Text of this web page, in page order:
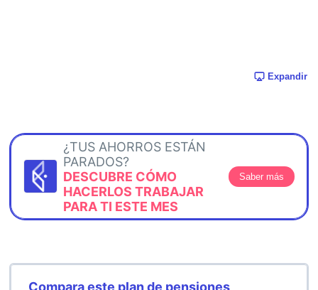
Expandir
¿TUS AHORROS ESTÁN
PARADOS?
DESCUBRE CÓMO
HACERLOS TRABAJAR
PARA TI ESTE MES
Saber más
Compara este plan de pensiones